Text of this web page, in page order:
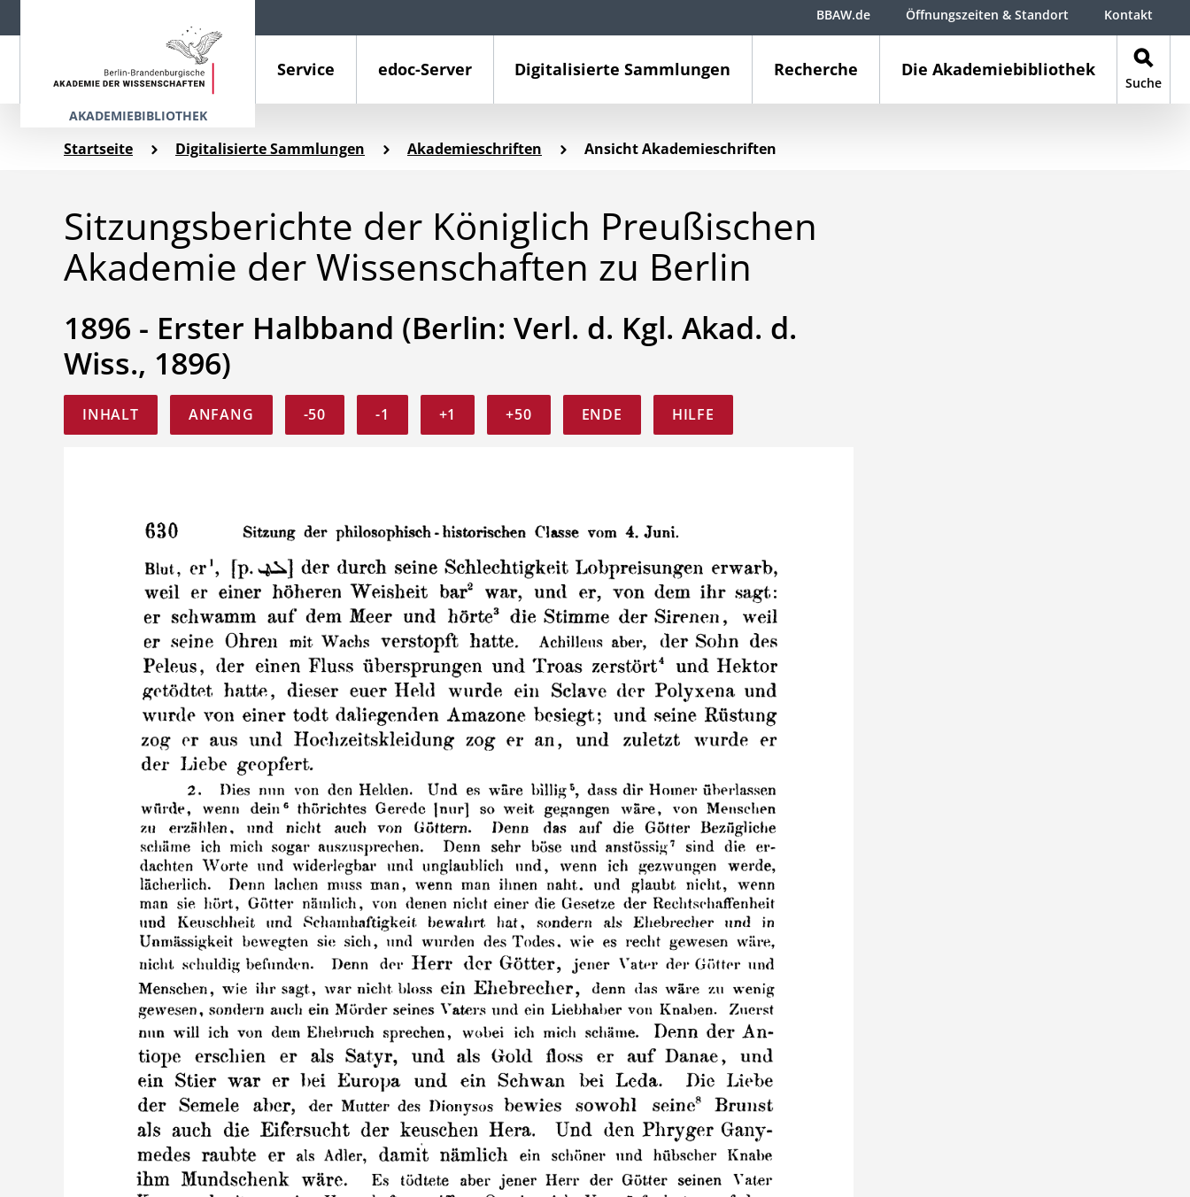
AKADEMIEBIBLIOTHEK
Service edoc-Server Digitalisierte Sammlungen Recherche Die Akademiebibliothek
Suche
BBAW.de Öffnungszeiten & Standort Kontakt
Startseite Digitalisierte Sammlungen Akademieschriften Ansicht Akademieschriften
Sitzungsberichte der Königlich Preußischen
Akademie der Wissenschaften zu Berlin
1896 - Erster Halbband (Berlin: Verl. d. Kgl. Akad. d.
Wiss., 1896)
INHALT ANFANG -50 -1 +1 +50 ENDE HILFE